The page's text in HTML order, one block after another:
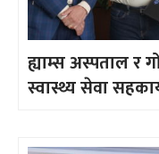
ह्याम्स अस्पताल र
स्वास्थ्य सेवा